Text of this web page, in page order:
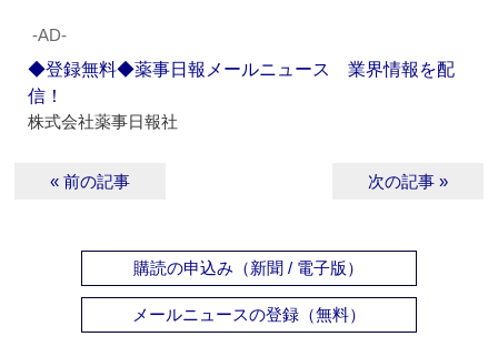
‐AD‐
◆登録無料◆薬事日報メールニュース 業界情報を配
信！
株式会社薬事日報社
« 前の記事 次の記事 »
購読の申込み（新聞 / 電子版）
メールニュースの登録（無料）